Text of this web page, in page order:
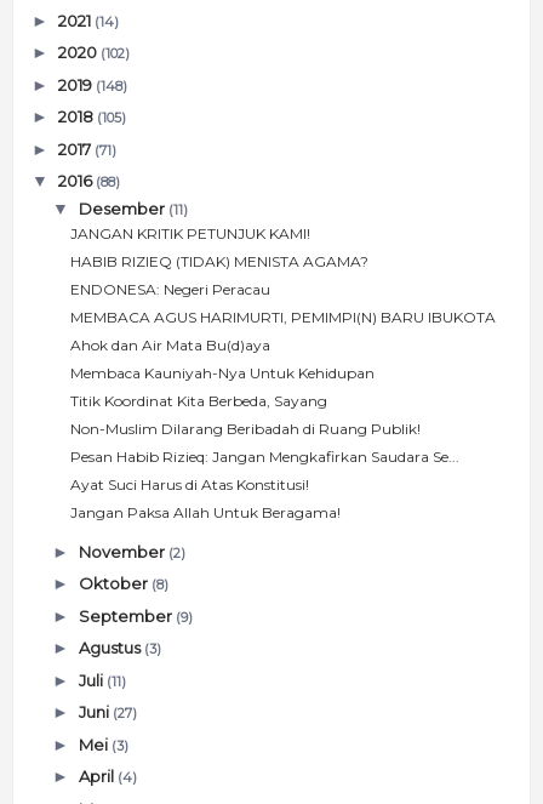
► 2021 (14)
► 2020 (102)
► 2019 (148)
► 2018 (105)
► 2017 (71)
▼ 2016 (88)
▼ Desember (11)
JANGAN KRITIK PETUNJUK KAMI!
HABIB RIZIEQ (TIDAK) MENISTA AGAMA?
ENDONESA: Negeri Peracau
MEMBACA AGUS HARIMURTI, PEMIMPI(N) BARU IBUKOTA
Ahok dan Air Mata Bu(d)aya
Membaca Kauniyah-Nya Untuk Kehidupan
Titik Koordinat Kita Berbeda, Sayang
Non-Muslim Dilarang Beribadah di Ruang Publik!
Pesan Habib Rizieq: Jangan Mengkafirkan Saudara Se...
Ayat Suci Harus di Atas Konstitusi!
Jangan Paksa Allah Untuk Beragama!
► November (2)
► Oktober (8)
► September (9)
► Agustus (3)
► Juli (11)
► Juni (27)
► Mei (3)
► April (4)